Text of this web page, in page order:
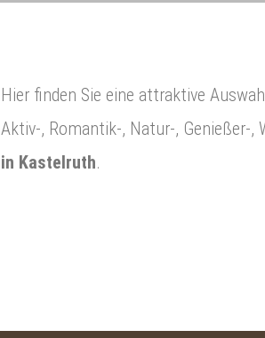
Hier finden Sie eine attraktive
Aktiv-, Romantik-, Natur-, Genießer-,
in Kastelruth.